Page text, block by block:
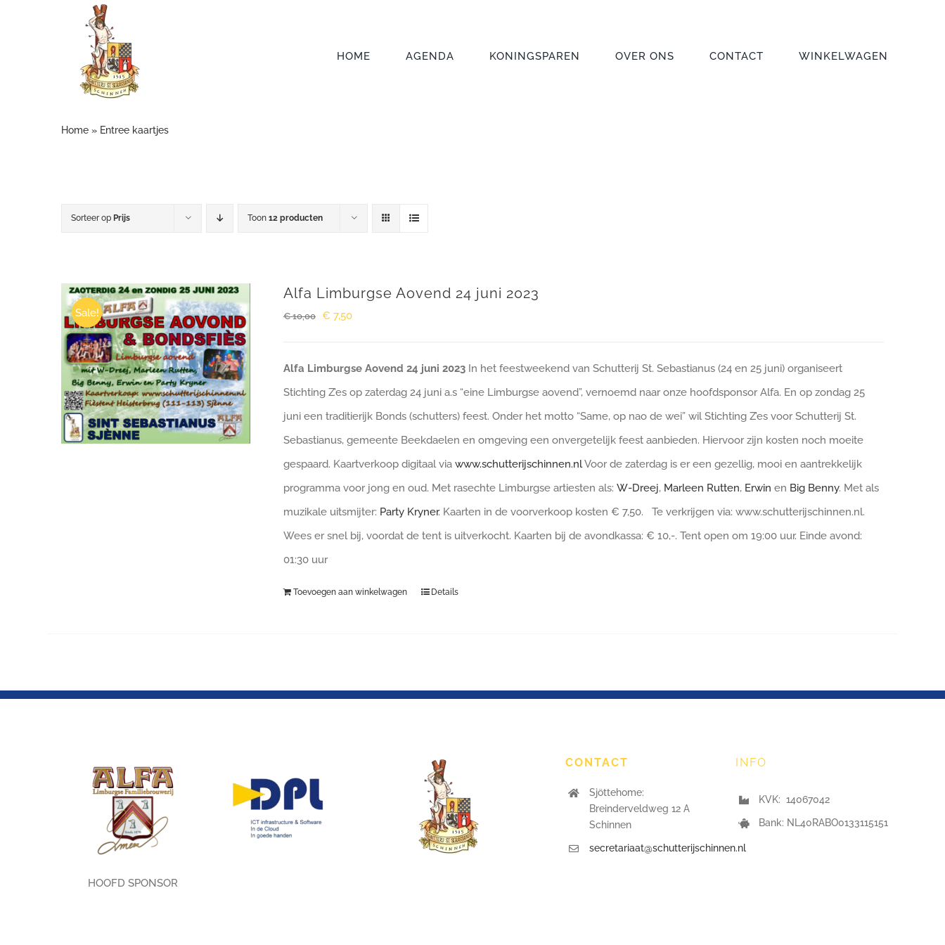
HOME AGENDA KONINGSPAREN OVER ONS CONTACT WINKELWAGEN
Home » Entree kaartjes
Sorteer op Prijs Toon 12 producten
Sale!
Alfa Limburgse Aovend 24 juni 2023
€10,00
Oorspronkelijke
was:
€ 10,00.
€ 7,50Huidige
€ 7,50.
Alfa Limburgse Aovend 24 juni 2023In het feestweekend van Schutterij St. Sebastianus (24 en 25 juni) organiseert
Stichting Z’es op zaterdag 24 juni a.s “eine Limburgse aovend”, vernoemd naar onze hoofdsponsor Alfa. En op zondag 25
juni een traditierijk Bonds (schutters) feest. Onder het motto “Same, op nao de wei” wil Stichting Z’es voor Schutterij St.
Sebastianus, gemeente Beekdaelen en omgeving een onvergetelijk feest aanbieden. Hiervoor zijn kosten noch moeite
gespaard. Kaartverkoop digitaal viawww.schutterijschinnen.nlVoor de zaterdag is er een gezellig, mooi en aantrekkelijk
programma voor jong en oud. Met rasechte Limburgse artiesten als: W-Dreej, Marleen Rutten, Erwin en Big Benny. Met als
muzikale uitsmijter: Party Kryner. Kaarten in de voorverkoop kosten € 7,50. Te verkrijgen via: www.schutterijschinnen.nl.
Wees er snel bij, voordat de tent is uitverkocht. Kaarten bij de avondkassa: € 10,-. Tent open om 19:00 uur. Einde avond:
01:30 uur
Toevoegen aan winkelwagen Details
HOOFD SPONSOR
CONTACT
Sjöttehome:
Breinderveldweg 12 A
Schinnen
secretariaat@schutterijschinnen.nl
INFO
KVK: 14067042
Bank: NL40RABO0133115151